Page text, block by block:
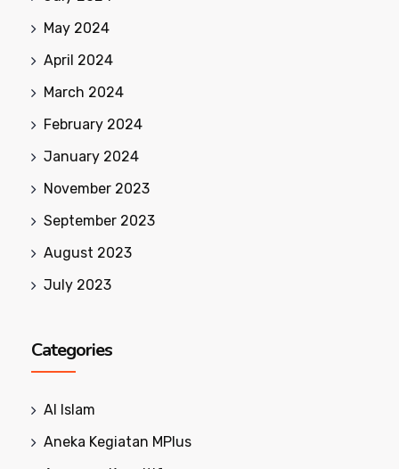
May 2024
April 2024
March 2024
February 2024
January 2024
November 2023
September 2023
August 2023
July 2023
Categories
Al Islam
Aneka Kegiatan MPlus